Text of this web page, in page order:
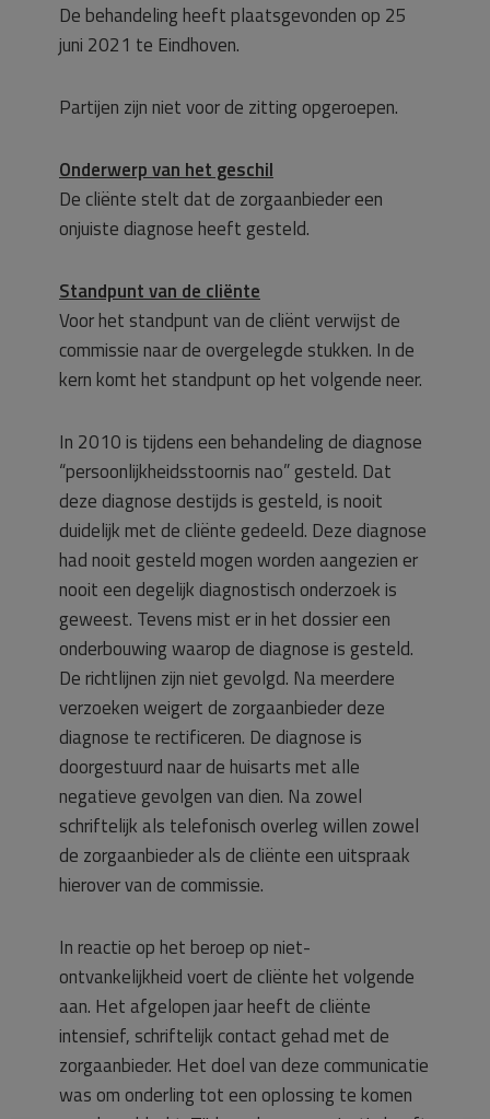
De behandeling heeft plaatsgevonden op 25
juni 2021 te Eindhoven.
Partijen zijn niet voor de zitting opgeroepen.
Onderwerp van het geschil
De cliënte stelt dat de zorgaanbieder een
onjuiste diagnose heeft gesteld.
Standpunt van de cliënte
Voor het standpunt van de cliënt verwijst de
commissie naar de overgelegde stukken. In de
kern komt het standpunt op het volgende neer.
In 2010 is tijdens een behandeling de diagnose
“persoonlijkheidsstoornis nao” gesteld. Dat
deze diagnose destijds is gesteld, is nooit
duidelijk met de cliënte gedeeld. Deze diagnose
had nooit gesteld mogen worden aangezien er
nooit een degelijk diagnostisch onderzoek is
geweest. Tevens mist er in het dossier een
onderbouwing waarop de diagnose is gesteld.
De richtlijnen zijn niet gevolgd. Na meerdere
verzoeken weigert de zorgaanbieder deze
diagnose te rectificeren. De diagnose is
doorgestuurd naar de huisarts met alle
negatieve gevolgen van dien. Na zowel
schriftelijk als telefonisch overleg willen zowel
de zorgaanbieder als de cliënte een uitspraak
hierover van de commissie.
In reactie op het beroep op niet-
ontvankelijkheid voert de cliënte het volgende
aan. Het afgelopen jaar heeft de cliënte
intensief, schriftelijk contact gehad met de
zorgaanbieder. Het doel van deze communicatie
was om onderling tot een oplossing te komen